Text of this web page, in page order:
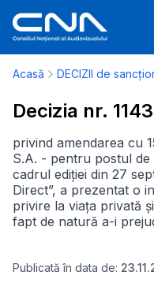
Acasă DECIZII de
Decizia nr.
privind amendarea cu
S.A. - pentru postul
cadrul ediției din 27
Direct”, a prezentat o
privire la viața privată
fapt de natură a-i
Publicată în data de: